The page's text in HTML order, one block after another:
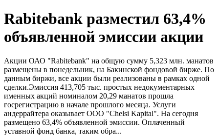
Rabitebank разместил 63,4%
объявленной эмиссии акции
Акции ОАО "Rabitebank" на общую сумму 5,323 млн. манатов
размещены в понедельник, на Бакинской фондовой бирже. По
данным биржи, все акции были реализованы в рамках одной
сделки.Эмиссия 413,705 тыс. простых недокументарных
именных акций номиналом 20,29 манатов прошла
госрегистрацию в начале прошлого месяца. Услуги
андеррайтера оказывает ООО "Chelsi Kapital". На сегодня
размещено 63,4% объявленной эмиссии. Оплаченный
уставной фонд банка, таким обра...